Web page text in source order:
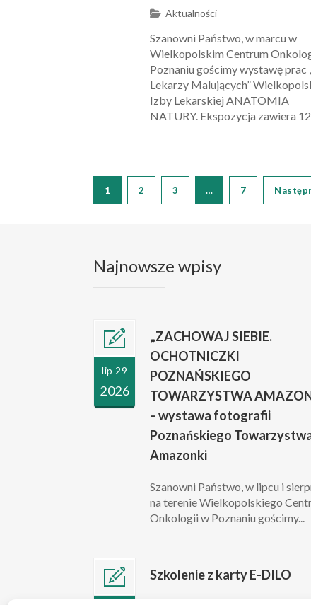
Aktualności
Szanowni Państwo, w marcu w
Wielkopolskim Centrum
Poznaniu gościmy wystawę prac
Lekarzy Malujących”
Izby Lekarskiej ANATOMIA
NATURY. Ekspozycja zawiera
1 2 3 … 7
Najnowsze wpisy
lip 29
2026
„ZACHOWAJ SIEBIE.
OCHOTNICZKI
POZNAŃSKIEGO
TOWARZYSTWA
– wystawa fotografii
Poznańskiego
Amazonki
Szanowni Państwo, w lipcu i
na terenie Wielkopolskiego
Onkologii w Poznaniu gościmy...
Szkolenie z karty E-DILO